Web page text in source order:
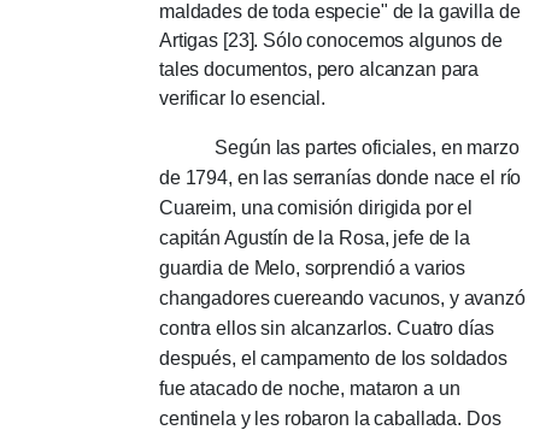
maldades de toda especie" de la gavilla de
Artigas [23]. Sólo conocemos algunos de
tales documentos, pero alcanzan para
verificar lo esencial.
Según las partes oficiales, en marzo
de 1794, en las serranías donde nace el río
Cuareim, una comisión dirigida por el
capitán Agustín de la Rosa, jefe de la
guardia de Melo, sorprendió a varios
changadores cuereando vacunos, y avanzó
contra ellos sin alcanzarlos.Cuatro días
después, el campamento de los soldados
fue atacado de noche, mataron a un
centinela y les robaron la caballada. Dos